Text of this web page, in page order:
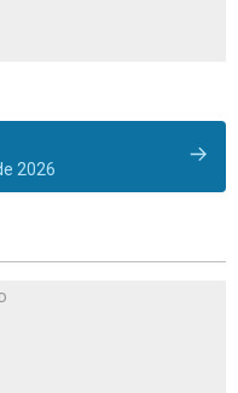
2026